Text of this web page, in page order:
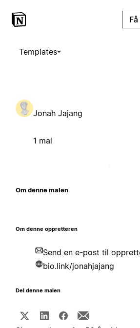
Templates
Jonah Jajang
1 mal
Om denne malen
Om denne oppretteren
Send en e-post til
bio.link/jonahjajang
Del denne malen